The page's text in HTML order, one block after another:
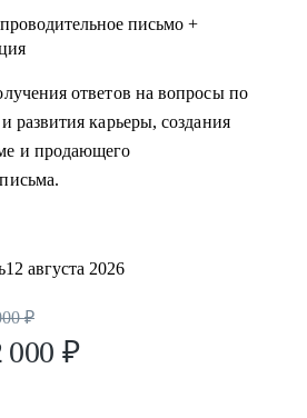
так и профессионала.
письмо +
ответов на вопросы по
развития карьеры, создания
и продающего
12 августа 2026
₽
000 ₽